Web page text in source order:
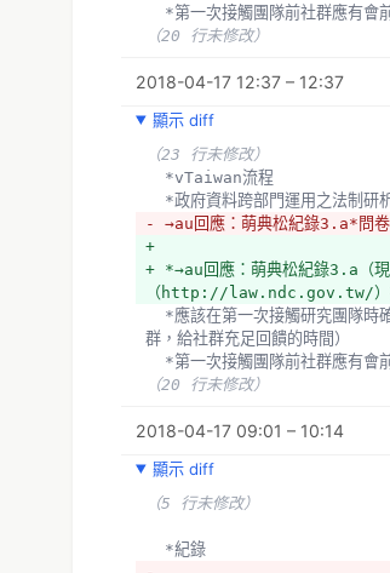
*第一次接觸團隊前社群應有
（20 行未修改）
2018-04-17 12:37 – 12:37
顯示 diff
（23 行未修改）
  *vTaiwan流程
*政府資料跨部門運用之法制
- →au回應：萌典松紀錄3.a*問卷
+
+ *→au回應：萌典松紀錄3.a（現
（http://law.ndc.gov.tw/）提
群，給社群充足回饋的時間）
*第一次接觸團隊前社群應有
（20 行未修改）
2018-04-17 09:01 – 10:14
顯示 diff
（5 行未修改）
  *紀錄